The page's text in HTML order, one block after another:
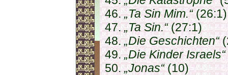
46.„Ta Sin Mim.“(26:1)
47.„Ta Sin.“(27:1)
48.„Die Geschichten“
49.„Die Kinder Israels“
50.„Jonas“(10)